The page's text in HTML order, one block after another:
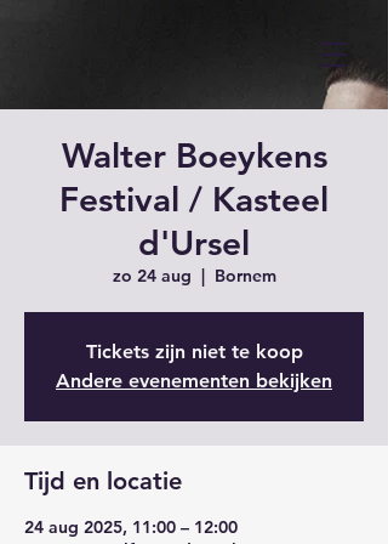
Walter Boeykens
Festival / Kasteel
d'Ursel
zo 24 aug
  |
Bornem
Tickets zijn niet te koop
Andere evenementen bekijken
Tijd en locatie
24 aug 2025, 11:00 – 12:00